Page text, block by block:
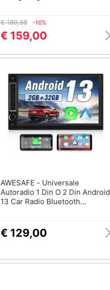
Volante Gps Navigazione
€ 189,98 -16%
€ 159,00
AWESAFE - Universale
Autoradio 1 Din O 2 Din Android
13 Car Radio Bluetooth
€ 129,00